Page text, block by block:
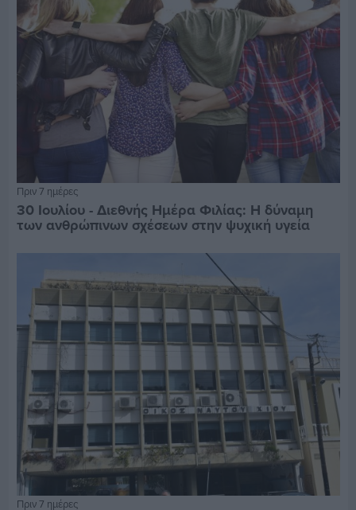
Πριν 7 ημέρες
30 Ιουλίου - Διεθνής Ημέρα Φιλίας: Η δύναμη
των ανθρώπινων σχέσεων στην ψυχική υγεία
Πριν 7 ημέρες